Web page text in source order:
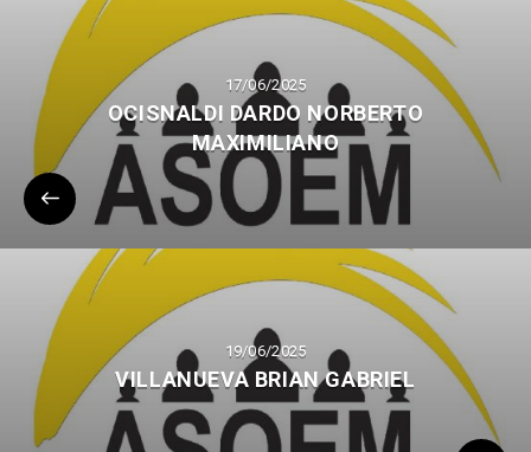
17/06/2025
OCISNALDI DARDO NORBERTO
MAXIMILIANO
19/06/2025
VILLANUEVA BRIAN GABRIEL